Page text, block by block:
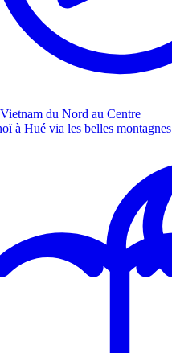
du Nord au Centre
à Hué via les belles montagnes